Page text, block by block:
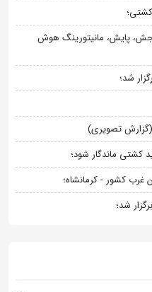
پایش، مانیتورینگ هوش
شد؛
(گزارش تصویری)
کشتی ماندگار شود؛
غرب کشور - کرمانشاه؛
شد؛